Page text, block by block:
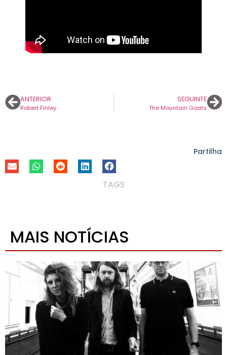
ANTERIOR
Robert Finley
SEGUINTE
The Mountain Goats
Partilha
TAGS
MAIS NOTÍCIAS